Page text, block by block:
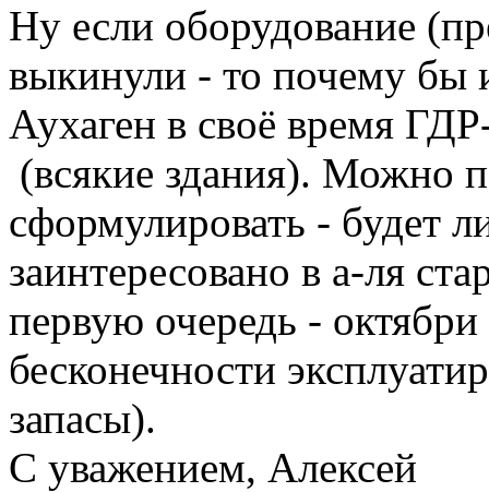
Ну если оборудование
выкинули - то почему бы
Аухаген в своё время
(всякие здания). Можно
сформулировать - будет
заинтересовано в а-ля
первую очередь -
бесконечности
запасы).
С уважением, Алексей